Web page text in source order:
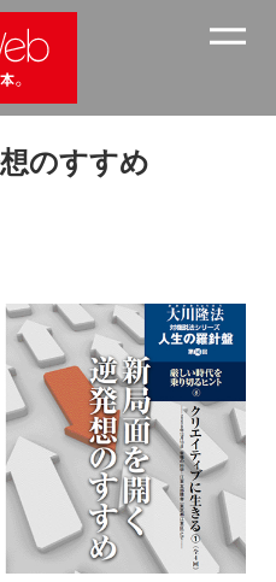
のすすめ